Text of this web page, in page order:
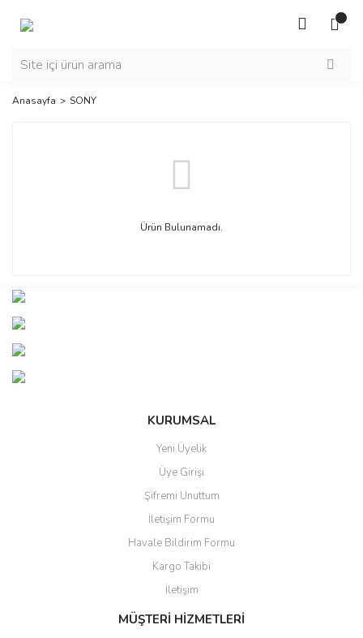
Anasayfa SONY
Ürün Bulunamadı.
KURUMSAL
Yeni Üyelik
Üye Girişi
Şifremi Unuttum
İletişim Formu
Havale Bildirim Formu
Kargo Takibi
İletişim
MÜŞTERİ HİZMETLERİ